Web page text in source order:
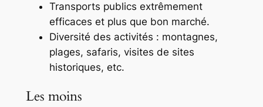
Transports publics extrêmement
efficaces et plus que bon marché.
Diversité des activités : montagnes,
plages, safaris, visites de sites
historiques, etc.
Les moins